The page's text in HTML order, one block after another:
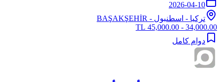
2026-04-10
تركيا - اسطنبول - BAŞAKŞEHİR
34,000.00 - 45,000.00 TL
دوام كامل